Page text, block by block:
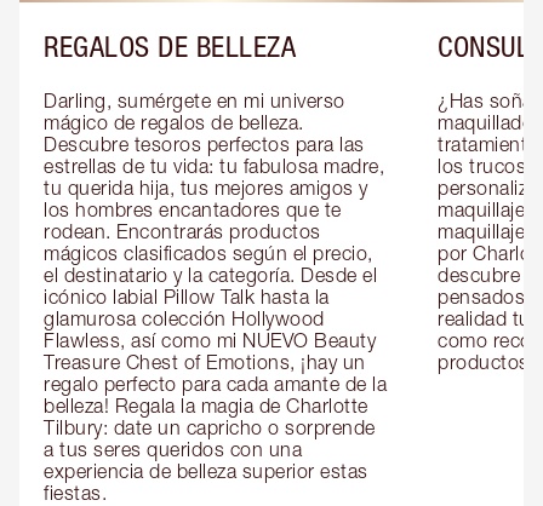
REGALOS DE BELLEZA
Darling, sumérgete en mi universo
mágico de regalos de belleza.
Descubre tesoros perfectos para las
estrellas de tu vida: tu fabulosa madre,
tu querida hija, tus mejores amigos y
los hombres encantadores que te
rodean. Encontrarás productos
mágicos clasificados según el precio,
el destinatario y la categoría. Desde el
icónico labial Pillow Talk hasta la
glamurosa colección Hollywood
Flawless, así como mi NUEVO Beauty
Treasure Chest of Emotions, ¡hay un
regalo perfecto para cada amante de la
belleza! Regala la magia de Charlotte
Tilbury: date un capricho o sorprende
a tus seres queridos con una
experiencia de belleza superior estas
fiestas.
¿Has
los
maquillaje
maquillaje
por
descubre
pensados
realidad
como
productos